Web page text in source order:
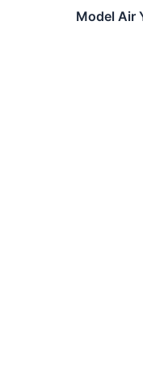
Model Air